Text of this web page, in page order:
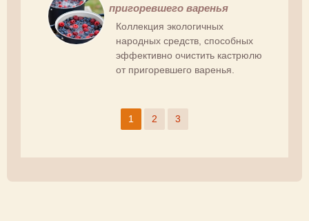
пригоревшего варенья
Коллекция экологичных
народных средств, способных
эффективно очистить кастрюлю
от пригоревшего варенья.
1 2 3